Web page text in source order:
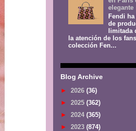
elegante
Fendi
de
limitada
la atención de los
colección Fen...
Blog Archive
► 2026 (36)
► 2025 (362)
► 2024 (365)
► 2023 (874)